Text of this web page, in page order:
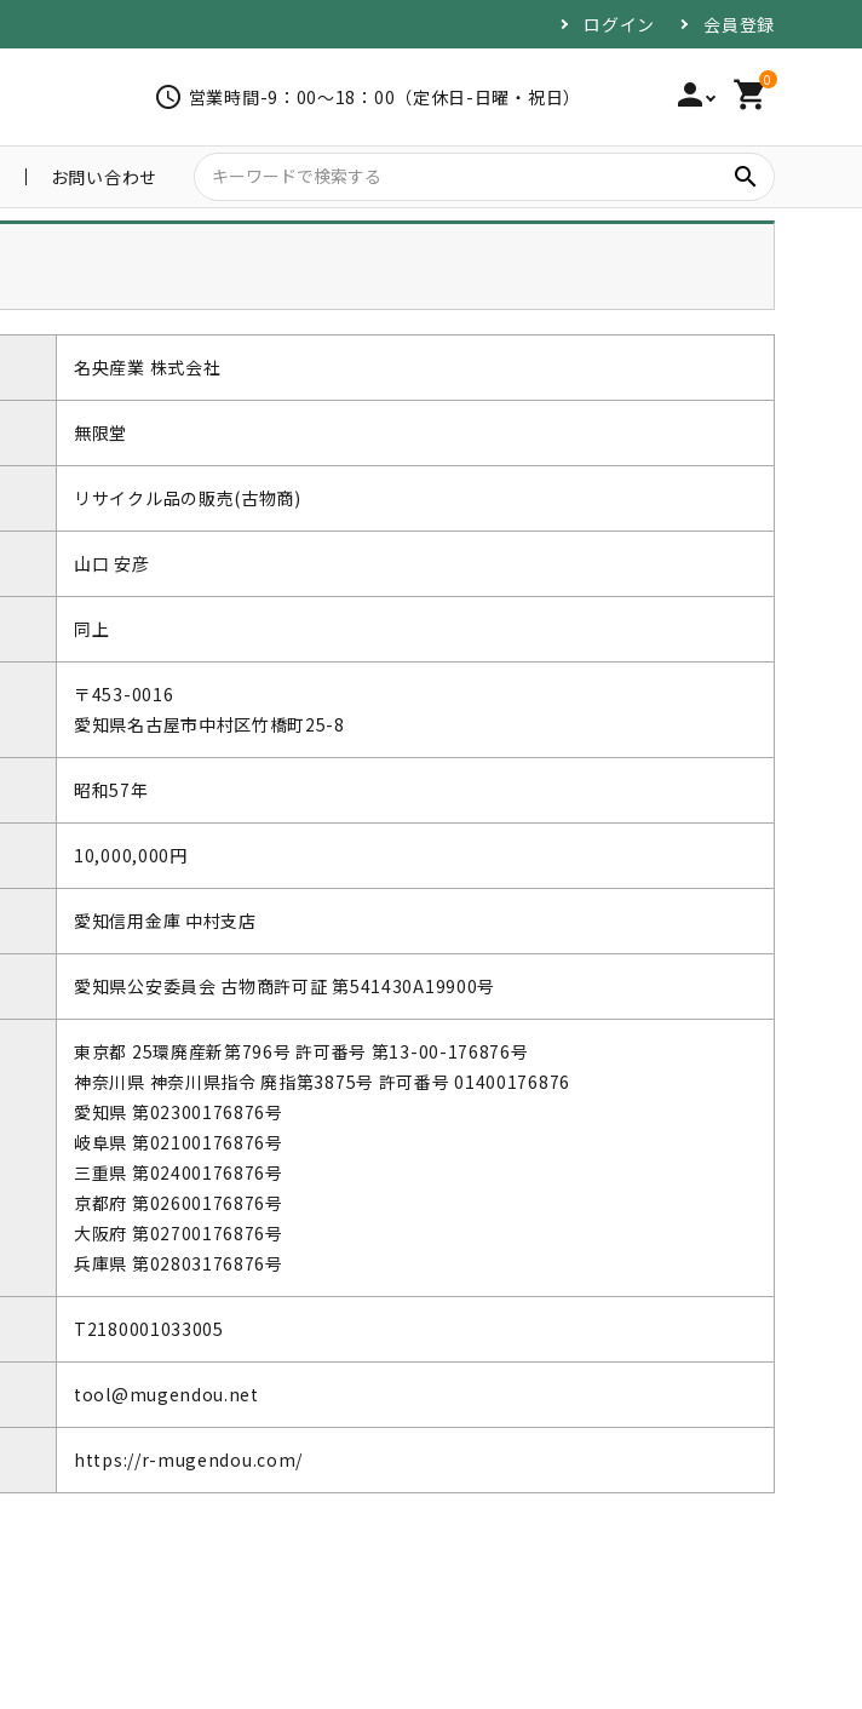
ログイン 会員登録
schedule 営業時間-9：00～18：00（定休日-日曜・祝日） person 0
shopping_cart
お問い合わせ search
名央産業 株式会社
無限堂
リサイクル品の販売(古物商)
山口 安彦
同上
〒453-0016
愛知県名古屋市中村区竹橋町25-8
昭和57年
10,000,000円
愛知信用金庫 中村支店
愛知県公安委員会 古物商許可証 第541430A19900号
東京都 25環廃産新第796号 許可番号 第13-00-176876号
神奈川県 神奈川県指令 廃指第3875号 許可番号 01400176876
愛知県 第02300176876号
岐阜県 第02100176876号
三重県 第02400176876号
京都府 第02600176876号
大阪府 第02700176876号
兵庫県 第02803176876号
T2180001033005
tool@mugendou.net
https://r-mugendou.com/